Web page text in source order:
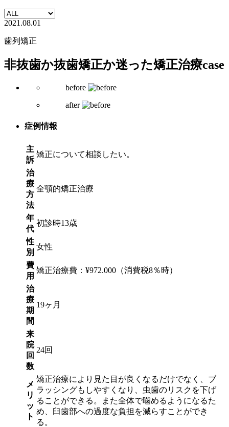
2021.08.01
歯列矯正
非抜歯か抜歯矯正か迷った矯正治療case
before
after
症例情報
主
訴
矯正について相談したい。
治
療
方
法
全顎的矯正治療
年
代
初診時13歳
性
別
女性
費
用
矯正治療費：¥972.000（消費税8％時）
治
療
期
間
19ヶ月
来
院
回
数
24回
メ
リ
ッ
ト
矯正治療により見た目が良くなるだけでなく、ブ
ラッシングもしやすくなり、虫歯のリスクを下げ
ることができる。また全体で噛めるようになるた
め、臼歯部への過度な負担を減らすことができ
る。